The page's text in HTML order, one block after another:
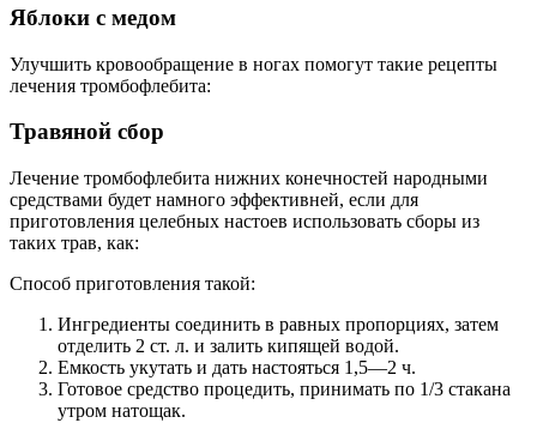
Яблоки с медом
Улучшить кровообращение в ногах помогут такие рецепты
лечения тромбофлебита:
Травяной сбор
Лечение тромбофлебита нижних конечностей народными
средствами будет намного эффективней, если для
приготовления целебных настоев использовать сборы из
таких трав, как:
Способ приготовления такой:
Ингредиенты соединить в равных пропорциях, затем
отделить 2 ст. л. и залить кипящей водой.
Емкость укутать и дать настояться 1,5—2 ч.
Готовое средство процедить, принимать по 1/3 стакана
утром натощак.